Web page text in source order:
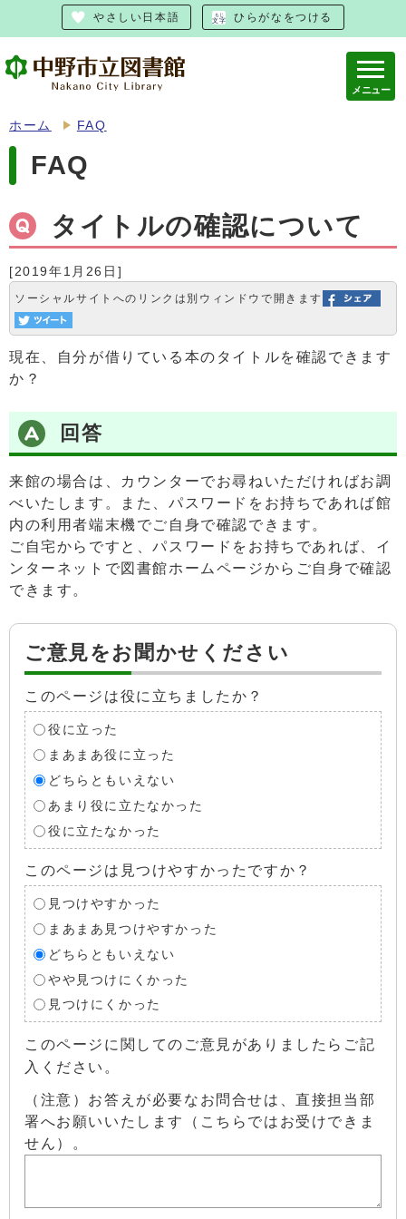
やさしい日本語 ひらがなをつける
メニュー
ホーム FAQ
FAQ
タイトルの確認について
[2019年1月26日]
ソーシャルサイトへのリンクは別ウィンドウで開きます
現在、自分が借りている本のタイトルを確認できます
か？
回答
来館の場合は、カウンターでお尋ねいただければお調
べいたします。また、パスワードをお持ちであれば館
内の利用者端末機でご自身で確認できます。
ご自宅からですと、パスワードをお持ちであれば、イ
ンターネットで図書館ホームページからご自身で確認
できます。
ご意見をお聞かせください
このページは役に立ちましたか？
役に立った
まあまあ役に立った
どちらともいえない
あまり役に立たなかった
役に立たなかった
このページは見つけやすかったですか？
見つけやすかった
まあまあ見つけやすかった
どちらともいえない
やや見つけにくかった
見つけにくかった
このページに関してのご意見がありましたらご記
入ください。
（注意）お答えが必要なお問合せは、直接担当部
署へお願いいたします（こちらではお受けできま
せん）。